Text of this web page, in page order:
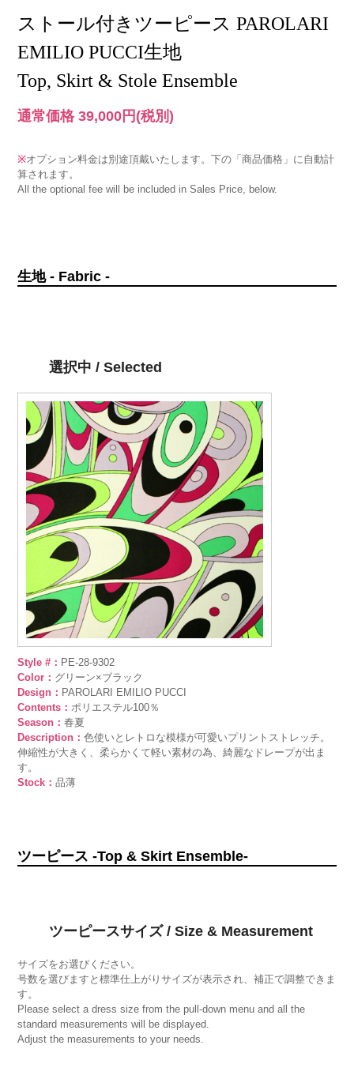
ストール付きツーピース PAROLARI
EMILIO PUCCI生地
Top, Skirt & Stole Ensemble
通常価格 39,000円 (税別)
※オプション料金は別途頂戴いたします。下の「商品価格」に自動計
算されます。
All the optional fee will be included in Sales Price, below.
生地 - Fabric -
選択中 / Selected
Style #： PE-28-9302
Color： グリーン×ブラック
Design： PAROLARI EMILIO PUCCI
Contents：ポリエステル100％
Season：春夏
Description：色使いとレトロな模様が可愛いプリントストレッチ。
伸縮性が大きく、柔らかくて軽い素材の為、綺麗なドレープが出ま
す。
Stock：品薄
ツーピース -Top & Skirt Ensemble-
ツーピースサイズ / Size & Measurement
サイズをお選びください。
号数を選びますと標準仕上がりサイズが表示され、補正で調整できま
す。
Please select a dress size from the pull-down menu and all the
standard measurements will be displayed.
Adjust the measurements to your needs.